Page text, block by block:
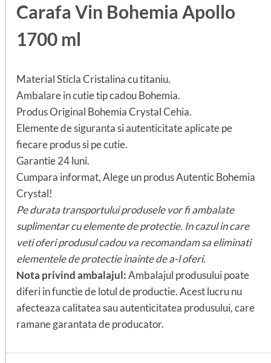
Carafa Vin Bohemia Apollo
1700 ml
Material Sticla Cristalina cu titaniu.
Ambalare in cutie tip cadou Bohemia.
Produs Original Bohemia Crystal Cehia.
Elemente de siguranta si autenticitate aplicate pe
fiecare produs si pe cutie.
Garantie 24 luni.
Cumpara informat, Alege un produs Autentic Bohemia
Crystal!
Pe durata transportului produsele vor fi ambalate
suplimentar cu elemente de protectie. In cazul in care
veti oferi produsul cadou va recomandam sa eliminati
elementele de protectie inainte de a-l oferi.
Nota privind ambalajul:Ambalajul produsului poate
diferi in functie de lotul de productie. Acest lucru nu
afecteaza calitatea sau autenticitatea produsului, care
ramane garantata de producator.